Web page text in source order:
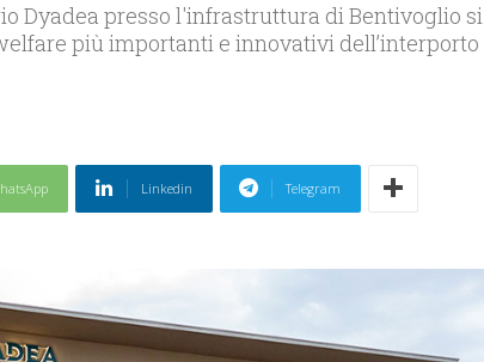
Dyadea presso l'infrastruttura di Bentivoglio si
più importanti e innovativi dell’interporto
Linkedin Telegram